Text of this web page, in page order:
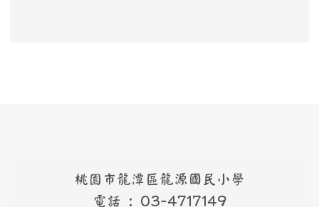
桃園市龍潭區龍源國民小學
電話 : 03-4717149